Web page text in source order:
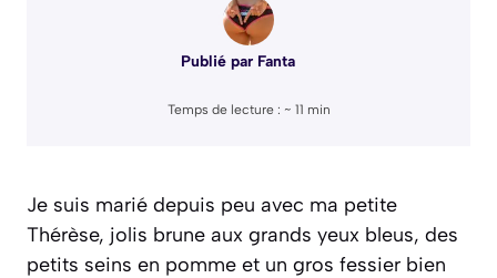
Publié par Fanta
Temps de lecture : ~ 11 min
Je suis marié depuis peu avec ma petite
Thérèse, jolis brune aux grands yeux bleus, des
petits seins en pomme et un gros fessier bien